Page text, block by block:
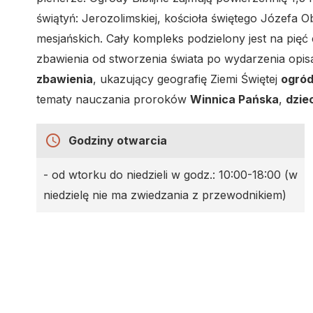
świątyń: Jerozolimskiej, kościoła świętego Józefa
mesjańskich. Cały kompleks podzielony jest na
zbawienia od stworzenia świata po wydarzenia
zbawienia, ukazujący geografię Ziemi Świętej
tematy nauczania proroków Winnica Pańska,
access_time Godziny otwarcia
- od wtorku do niedzieli w godz.: 10:00-18:00 (w
niedzielę nie ma zwiedzania z przewodnikiem)